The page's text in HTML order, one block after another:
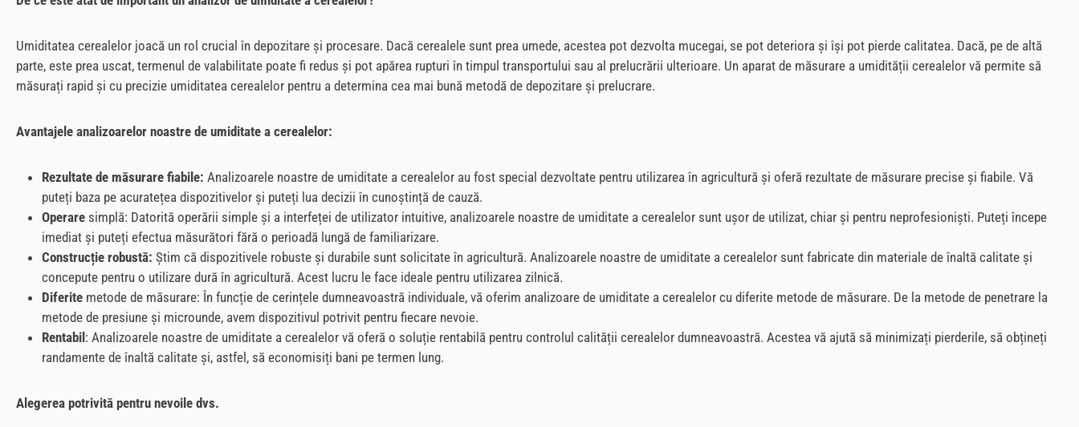
Umiditatea cerealelor joacă un rol crucial în depozitare și procesare. Dacă cerealele sunt prea umede, acestea pot dezvolta mucegai, se pot deteriora și își pot pierde calitatea. Dacă, pe de altă
parte, este prea uscat, termenul de valabilitate poate fi redus și pot apărea rupturi în timpul transportului sau al prelucrării ulterioare. Un aparat de măsurare a umidității cerealelor vă permite să
măsurați rapid și cu precizie umiditatea cerealelor pentru a determina cea mai bună metodă de depozitare și prelucrare.
Avantajele analizoarelor noastre de umiditate a cerealelor:
Rezultate de măsurare fiabile: Analizoarele noastre de umiditate a cerealelor au fost special dezvoltate pentru utilizarea în agricultură și oferă rezultate de măsurare precise și fiabile. Vă
puteți baza pe acuratețea dispozitivelor și puteți lua decizii în cunoștință de cauză.
Operare simplă: Datorită operării simple și a interfeței de utilizator intuitive, analizoarele noastre de umiditate a cerealelor sunt ușor de utilizat, chiar și pentru neprofesioniști. Puteți începe
imediat și puteți efectua măsurători fără o perioadă lungă de familiarizare.
Construcție robustă: Știm că dispozitivele robuste și durabile sunt solicitate în agricultură. Analizoarele noastre de umiditate a cerealelor sunt fabricate din materiale de înaltă calitate și
concepute pentru o utilizare dură în agricultură. Acest lucru le face ideale pentru utilizarea zilnică.
Diferite metode de măsurare: În funcție de cerințele dumneavoastră individuale, vă oferim analizoare de umiditate a cerealelor cu diferite metode de măsurare. De la metode de penetrare la
metode de presiune și microunde, avem dispozitivul potrivit pentru fiecare nevoie.
Rentabil : Analizoarele noastre de umiditate a cerealelor vă oferă o soluție rentabilă pentru controlul calității cerealelor dumneavoastră. Acestea vă ajută să minimizați pierderile, să obțineți
randamente de înaltă calitate și, astfel, să economisiți bani pe termen lung.
Alegerea potrivită pentru nevoile dvs.